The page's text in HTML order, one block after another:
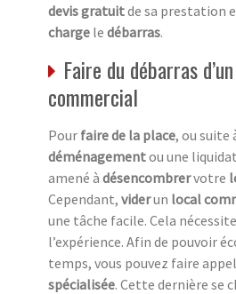
devis gratuitde sa prestation
charge le débarras.
Faire du débarras
commercial
Pour faire de la place, ou suite
déménagementou une
amené à désencombrervotre
Cependant, viderun local
une tâche facile. Cela
l’expérience. Afin de pouvoir
temps, vous pouvez faire
spécialisée. Cette dernière se